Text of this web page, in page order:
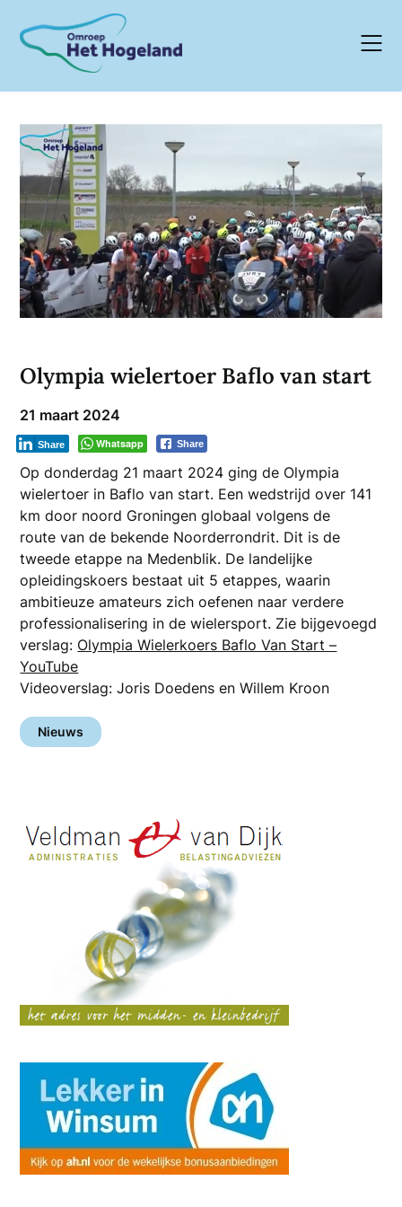
content
Olympia wielertoer Baflo van start
21 maart 2024
Whatsapp Share
Share
Op donderdag 21 maart 2024 ging de Olympia
wielertoer in Baflo van start. Een wedstrijd over 141
km door noord Groningen globaal volgens de
route van de bekende Noorderrondrit. Dit is de
tweede etappe na Medenblik. De landelijke
opleidingskoers bestaat uit 5 etappes, waarin
ambitieuze amateurs zich oefenen naar verdere
professionalisering in de wielersport. Zie bijgevoegd
verslag: Olympia Wielerkoers Baflo Van Start –
YouTube
Videoverslag: Joris Doedens en Willem Kroon
Nieuws